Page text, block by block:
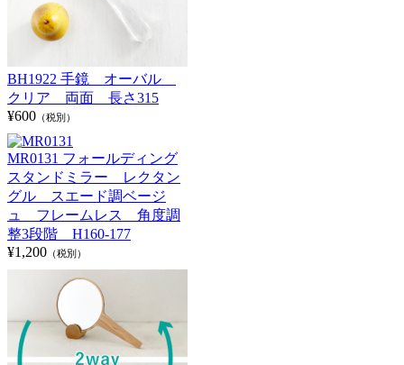
BH1922 手鏡 オーバル
クリア 両面 長さ315
¥600 （税別）
MR0131 フォールディング
スタンドミラー レクタン
グル スエード調ベージ
ュ フレームレス 角度調
整3段階 H160-177
¥1,200 （税別）